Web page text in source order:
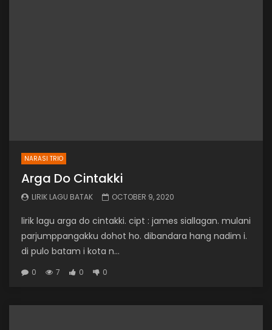
NARASI TRIO
Arga Do Cintakki
LIRIK LAGU BATAK OCTOBER 9, 2020
lirik lagu arga do cintakki. cipt : james siallagan. mulani
parjumppangakku dohot ho. dibandara hang nadim i.
di pulo batam i kota n...
0 7 0 0